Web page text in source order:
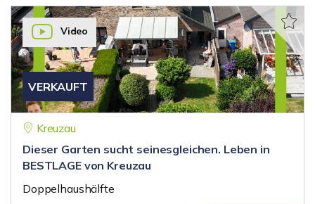
VERKAUFT
Video
Kreuzau
Dieser Garten sucht seinesgleichen. Leben in
BESTLAGE von Kreuzau
Doppelhaushälfte